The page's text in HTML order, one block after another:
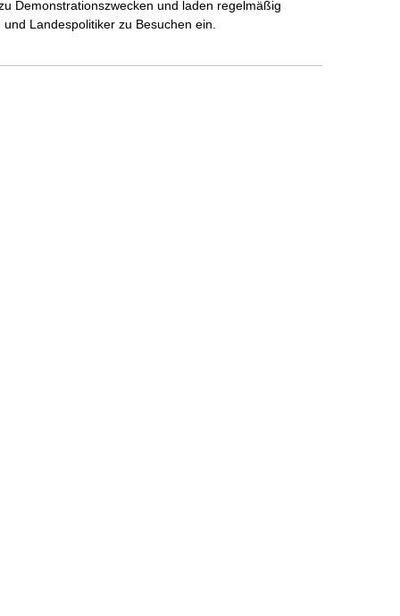
Demonstrationszwecken und laden regelmäßig
Landespolitiker zu Besuchen ein.